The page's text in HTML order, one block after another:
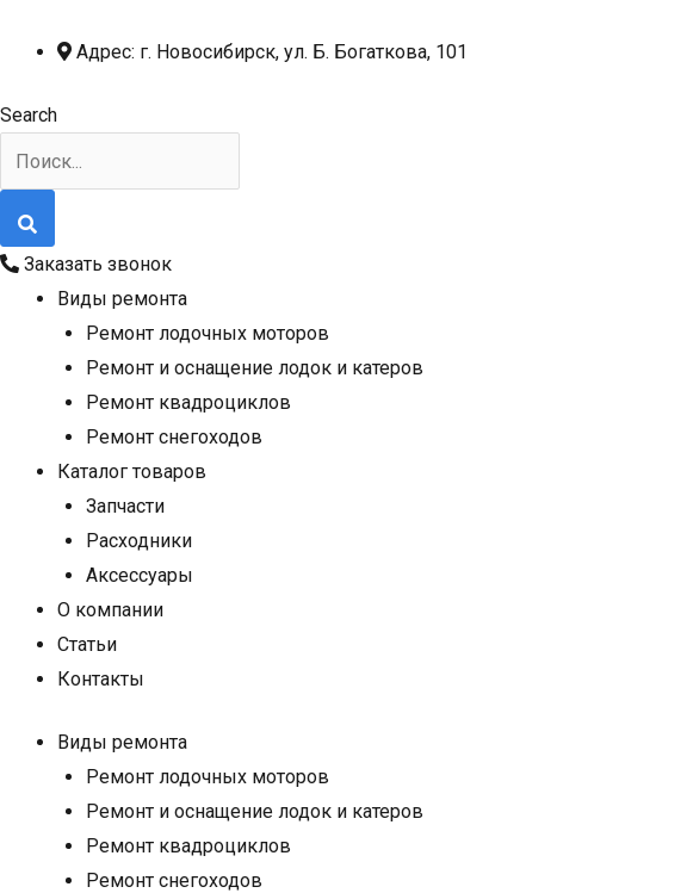
Адрес: г. Новосибирск, ул. Б. Богаткова, 101
Search
Заказать звонок
Виды ремонта
Ремонт лодочных моторов
Ремонт и оснащение лодок и катеров
Ремонт квадроциклов
Ремонт снегоходов
Каталог товаров
Запчасти
Расходники
Аксессуары
О компании
Статьи
Контакты
Виды ремонта
Ремонт лодочных моторов
Ремонт и оснащение лодок и катеров
Ремонт квадроциклов
Ремонт снегоходов